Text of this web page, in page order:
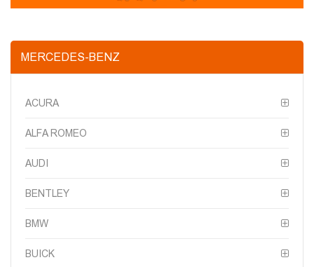
MERCEDES-BENZ
ACURA
ALFA ROMEO
AUDI
BENTLEY
BMW
BUICK